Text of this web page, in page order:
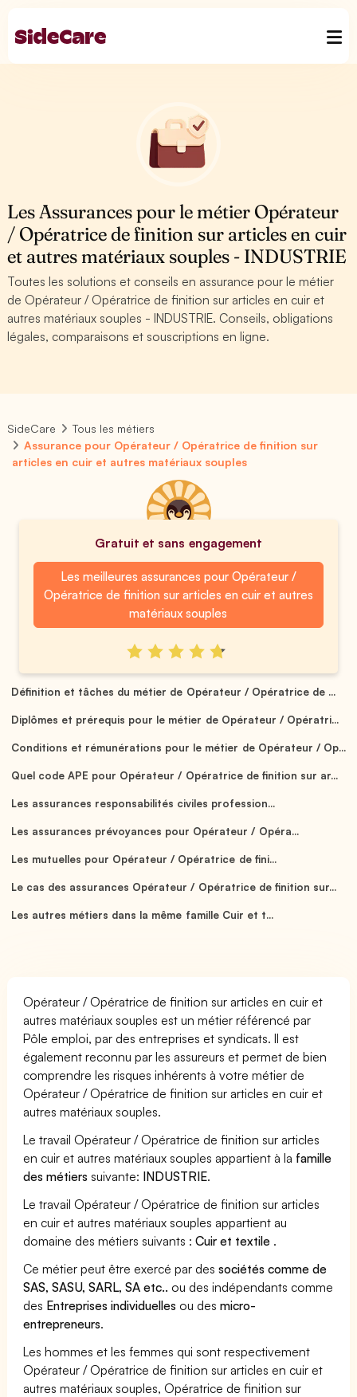
Les Assurances pour le métier Opérateur
/ Opératrice de finition sur articles en cuir
et autres matériaux souples - INDUSTRIE
Toutes les solutions et conseils en assurance pour le métier
de Opérateur / Opératrice de finition sur articles en cuir et
autres matériaux souples - INDUSTRIE. Conseils, obligations
légales, comparaisons et souscriptions en ligne.
SideCare
Tous les métiers
Assurance pour Opérateur / Opératrice de finition sur
articles en cuir et autres matériaux souples
Gratuit et sans engagement
Les meilleures assurances pour Opérateur /
Opératrice de finition sur articles en cuir et autres
matériaux souples
Définition et tâches du métier de Opérateur / Opératrice de ...
Diplômes et prérequis pour le métier de Opérateur / Opératri...
Conditions et rémunérations pour le métier de Opérateur / Op...
Quel code APE pour Opérateur / Opératrice de finition sur ar...
Les assurances responsabilités civiles profession...
Les assurances prévoyances pour Opérateur / Opéra...
Les mutuelles pour Opérateur / Opératrice de fini...
Le cas des assurances Opérateur / Opératrice de finition sur...
Les autres métiers dans la même famille Cuir et t...
Opérateur / Opératrice de finition sur articles en cuir et
autres matériaux souples est un métier référencé par
Pôle emploi, par des entreprises et syndicats. Il est
également reconnu par les assureurs et permet de bien
comprendre les risques inhérents à votre métier de
Opérateur / Opératrice de finition sur articles en cuir et
autres matériaux souples.
Le travail Opérateur / Opératrice de finition sur articles
en cuir et autres matériaux souples appartient à la famille
des métiers suivante: INDUSTRIE.
Le travail Opérateur / Opératrice de finition sur articles
en cuir et autres matériaux souples appartient au
domaine des métiers suivants :Cuir et textile .
Ce métier peut être exercé par dessociétés comme de
SAS, SASU, SARL, SA etc.. ou des indépendants comme
des Entreprises individuelles ou desmicro-
entrepreneurs.
Les hommes et les femmes qui sont respectivement
Opérateur / Opératrice de finition sur articles en cuir et
autres matériaux souples, Opératrice de finition sur